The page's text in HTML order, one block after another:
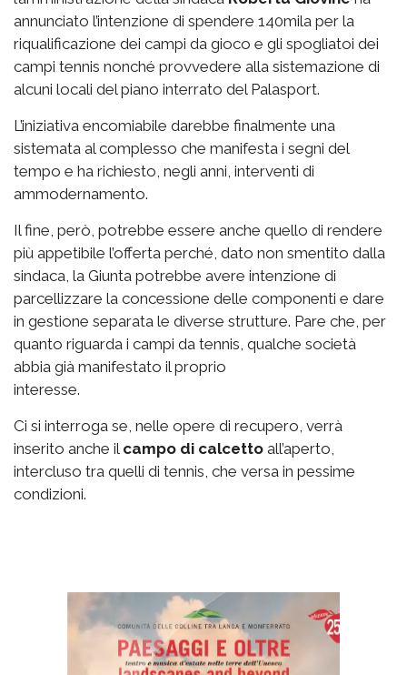
annunciato l’intenzione di spendere 140mila per la
riqualificazione dei campi da gioco e gli spogliatoi dei
campi tennis nonché provvedere alla sistemazione di
alcuni locali del piano interrato del Palasport.
L’iniziativa encomiabile darebbe finalmente una
sistemata al complesso che manifesta i segni del
tempo e ha richiesto, negli anni, interventi di
ammodernamento.
Il fine, però, potrebbe essere anche quello di rendere
più appetibile l’offerta perché, dato non smentito dalla
sindaca, la Giunta potrebbe avere intenzione di
parcellizzare la concessione delle componenti e dare
in gestione separata le diverse strutture. Pare che, per
quanto riguarda i campi da tennis, qualche società
abbia già manifestato il proprio
interesse.
Ci si interroga se, nelle opere di recupero, verrà
inserito anche il campo di calcetto all’aperto,
intercluso tra quelli di tennis, che versa in pessime
condizioni.